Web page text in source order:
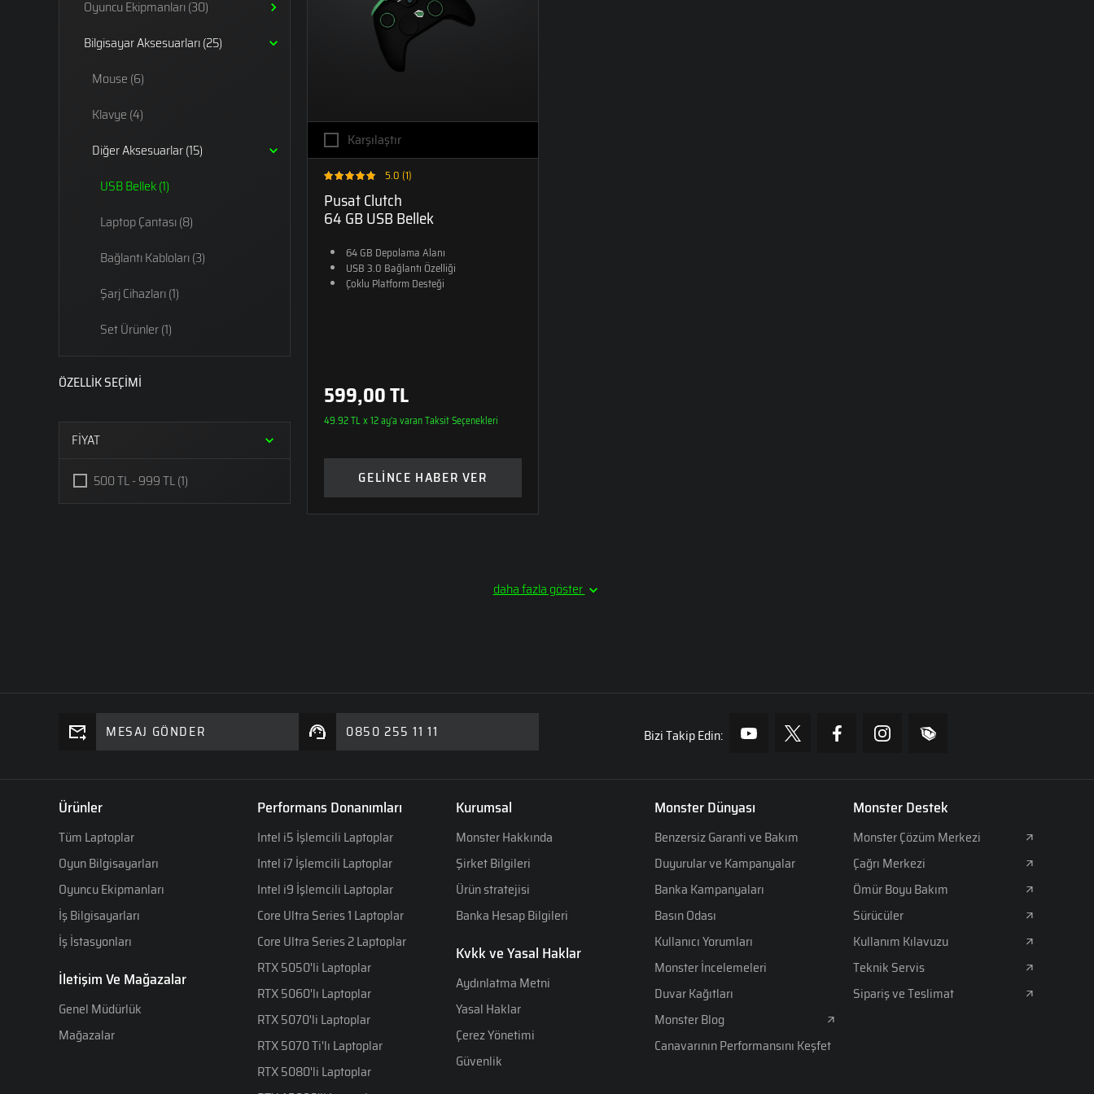
LAPTOPLAR
LAPTOPLAR
LAPTOPLAR
LAPTOPLAR
LAPTOPLAR
LAPTOPLAR
LAPTOPLAR
Oyuncu Ekipmanları (30)
Bilgisayar Aksesuarları (25)
Mouse (6)
Klavye (4)
Diğer Aksesuarlar (15)
USB Bellek (1)
Laptop Çantası (8)
Bağlantı Kabloları (3)
Şarj Cihazları (1)
Set Ürünler (1)
ÖZELLİK SEÇİMİ
FİYAT
500 TL - 999 TL(1)
Karşılaştır
5.0 (1)
Pusat Clutch
64 GB USB Bellek
64 GB Depolama Alanı
USB 3.0 Bağlantı Özelliği
Çoklu Platform Desteği
599,00 TL
49.92 TL x 12 ay'a varan Taksit Seçenekleri
GELİNCE HABER VER
daha fazla göster
MESAJ GÖNDER 0850 255 11 11 Bizi Takip Edin:
Ürünler
Tüm Laptoplar
Oyun Bilgisayarları
Oyuncu Ekipmanları
İş Bilgisayarları
İş İstasyonları
İletişim Ve Mağazalar
Genel Müdürlük
Mağazalar
Performans Donanımları
Intel i5 İşlemcili Laptoplar
Intel i7 İşlemcili Laptoplar
Intel i9 İşlemcili Laptoplar
Core Ultra Series 1 Laptoplar
Core Ultra Series 2 Laptoplar
RTX 5050'li Laptoplar
RTX 5060'lı Laptoplar
RTX 5070'li Laptoplar
RTX 5070 Ti'lı Laptoplar
RTX 5080'li Laptoplar
Kurumsal
Monster Hakkında
Şirket Bilgileri
Ürün stratejisi
Banka Hesap Bilgileri
Kvkk ve Yasal Haklar
Aydınlatma Metni
Yasal Haklar
Çerez Yönetimi
Güvenlik
Monster Dünyası
Benzersiz Garanti ve Bakım
Duyurular ve Kampanyalar
Banka Kampanyaları
Basın Odası
Kullanıcı Yorumları
Monster İncelemeleri
Duvar Kağıtları
Monster Blog
Canavarının Performansını Keşfet
Monster Destek
Monster Çözüm Merkezi
Çağrı Merkezi
Ömür Boyu Bakım
Sürücüler
Kullanım Kılavuzu
Teknik Servis
Sipariş ve Teslimat